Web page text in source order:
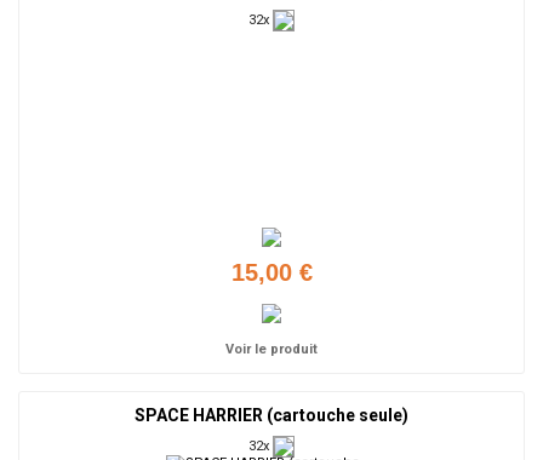
32x
15,00 €
Voir le produit
SPACE HARRIER (cartouche seule)
32x